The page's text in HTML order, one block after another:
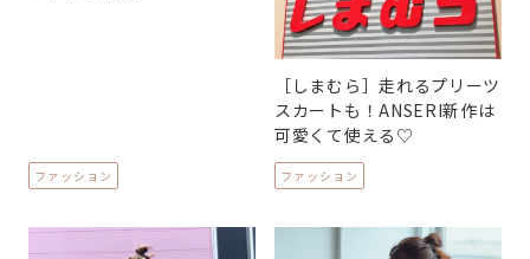
ファッション
［しまむら］走れるプリーツ
スカートも！ANSERI新作は
可愛くて使える♡
ファッション